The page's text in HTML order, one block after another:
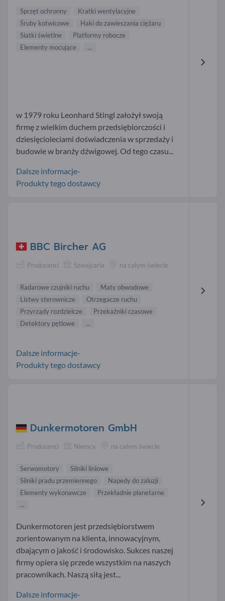
Sprzęt ochronny
Kratki wentylacyjne
Śruby kotwicowe
Haki do zawieszania ciężaru
Siatki świetlne
Platformy robocze
Elementy mocujące
...
w 1979 roku Leonhard Stingl założył swoją
firmę z wielkim duchem przedsiębiorczości i
dziesięcioleciami doświadczenia w sprzedaży i
budowie w branży dźwigowej. Od tego czasu...
Dalsze informacje-
Produkty tego dostawcy
BBC Bircher AG
Producenci Szwajcaria na całym świecie
Radarowe czujniki ruchu
Maty obwodowe
Listwy sterownicze
Otrzegacze ruchu
Przyrządy rozdzielcze
Przekaźniki czasowe
Detektory pętlowe
...
Dalsze informacje-
Produkty tego dostawcy
Dunkermotoren GmbH
Producenci Niemcy na całym świecie
Serwomotory
Silniki liniowe
Silniki pradu przemiennego
Napedy do zaluzji
Elementy wykonawcze
Przekładnie planetarne
...
Dunkermotoren jest przedsiębiorstwem
zorientowanym na klienta, innowacyjnym,
dbającym o jakość i środowisko. Sukces naszej
firmy opiera się przede wszystkim na naszych
pracownikach. Naszą siłą jest...
Dalsze informacje-